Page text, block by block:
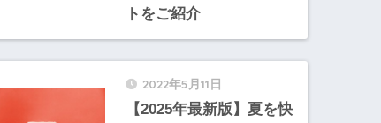
トをご紹介
2022年5月11日
【2025年最新版】夏を快